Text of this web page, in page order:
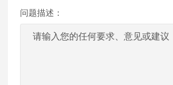
问题描述：